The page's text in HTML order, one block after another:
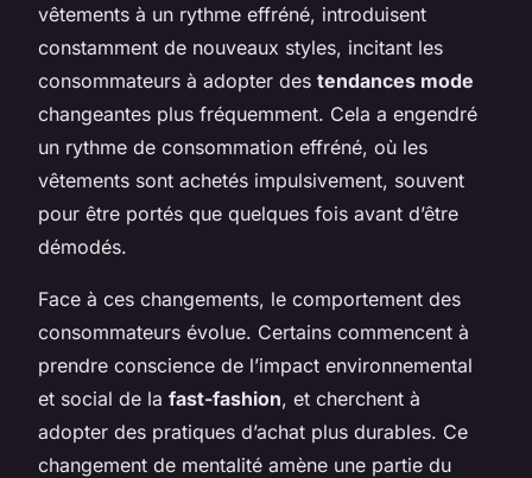
vêtements à un rythme effréné, introduisent
constamment de nouveaux styles, incitant les
consommateurs à adopter des tendances mode
changeantes plus fréquemment. Cela a engendré
un rythme de consommation effréné, où les
vêtements sont achetés impulsivement, souvent
pour être portés que quelques fois avant d’être
démodés.
Face à ces changements, le comportement des
consommateurs évolue. Certains commencent à
prendre conscience de l’impact environnemental
et social de la fast-fashion, et cherchent à
adopter des pratiques d’achat plus durables. Ce
changement de mentalité amène une partie du